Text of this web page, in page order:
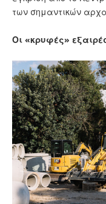
των σημαντικών
Οι «κρυφές»